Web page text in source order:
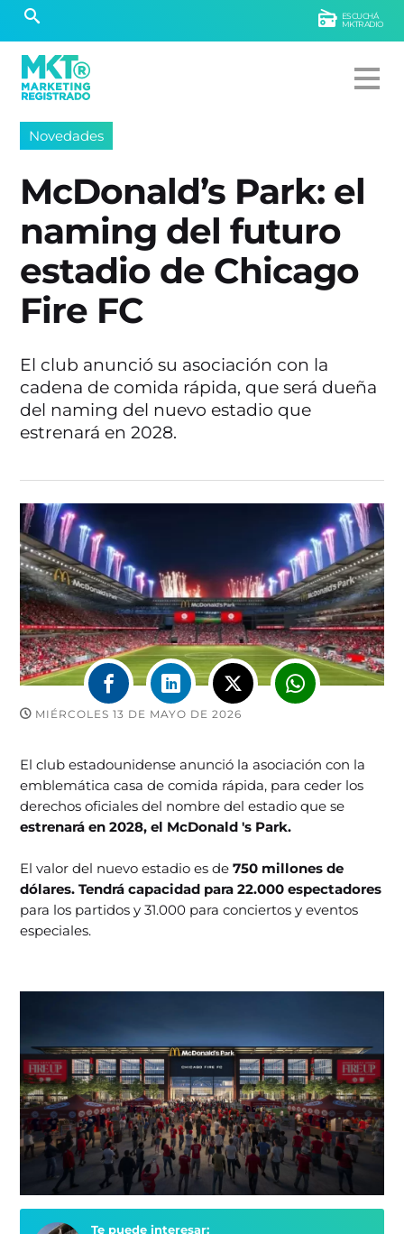
ESCUCHÁ
MKTRADIO
Novedades
McDonald’s Park: el
naming del futuro
estadio de Chicago
Fire FC
El club anunció su asociación con la
cadena de comida rápida, que será dueña
del naming del nuevo estadio que
estrenará en 2028.
MIÉRCOLES 13 DE MAYO DE 2026
El club estadounidense anunció la asociación con la
emblemática casa de comida rápida, para ceder los
derechos oficiales del nombre del estadio que se
estrenará en 2028, el McDonald 's Park.
El valor del nuevo estadio es de 750 millones de
dólares. Tendrá capacidad para 22.000 espectadores
para los partidos y 31.000 para conciertos y eventos
especiales.
Te puede interesar: